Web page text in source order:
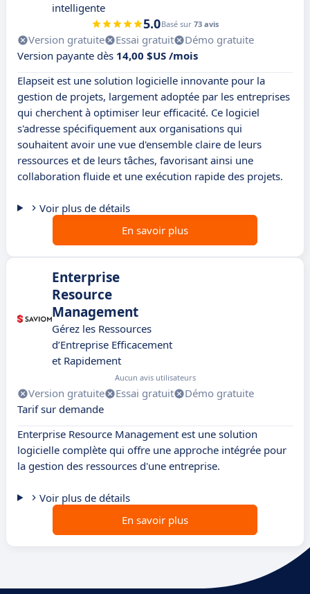
intelligente
5.0Basé sur 73 avis
Version gratuite Essai gratuit
Démo gratuite
Version payante dès 14,00 $US /mois
Elapseit est une solution logicielle innovante pour la
gestion de projets, largement adoptée par les entreprises
qui cherchent à optimiser leur efficacité. Ce logiciel
s'adresse spécifiquement aux organisations qui
souhaitent avoir une vue d'ensemble claire de leurs
ressources et de leurs tâches, favorisant ainsi une
collaboration fluide et une exécution rapide des projets.
Voir plus de détails
En savoir plus
Enterprise
Resource
Management
Gérez les Ressources
d’Entreprise Efficacement
et Rapidement
Aucun avis utilisateurs
Version gratuite Essai gratuit
Démo gratuite
Tarif sur demande
Enterprise Resource Management est une solution
logicielle complète qui offre une approche intégrée pour
la gestion des ressources d'une entreprise.
Voir plus de détails
En savoir plus